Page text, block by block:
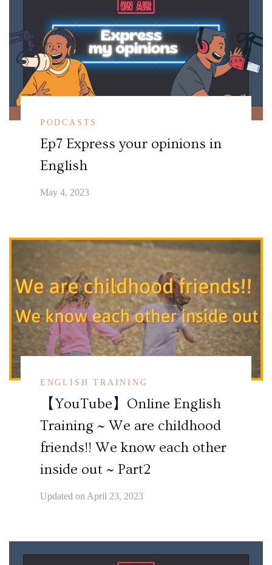
PODCASTS
Ep7 Express your opinions in
English
May 4, 2023
ENGLISH TRAINING
【YouTube】Online English
Training ~ We are childhood
friends!! We know each other
inside out ~ Part2
Updated on April 23, 2023